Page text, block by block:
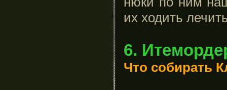
их ходить
6.
Что собирать